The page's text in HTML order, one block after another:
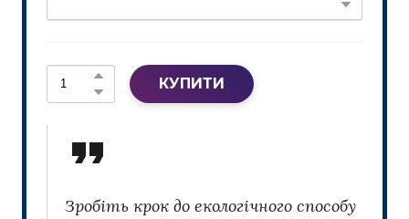
КУПИТИ
Зробіть крок до екологічного способу